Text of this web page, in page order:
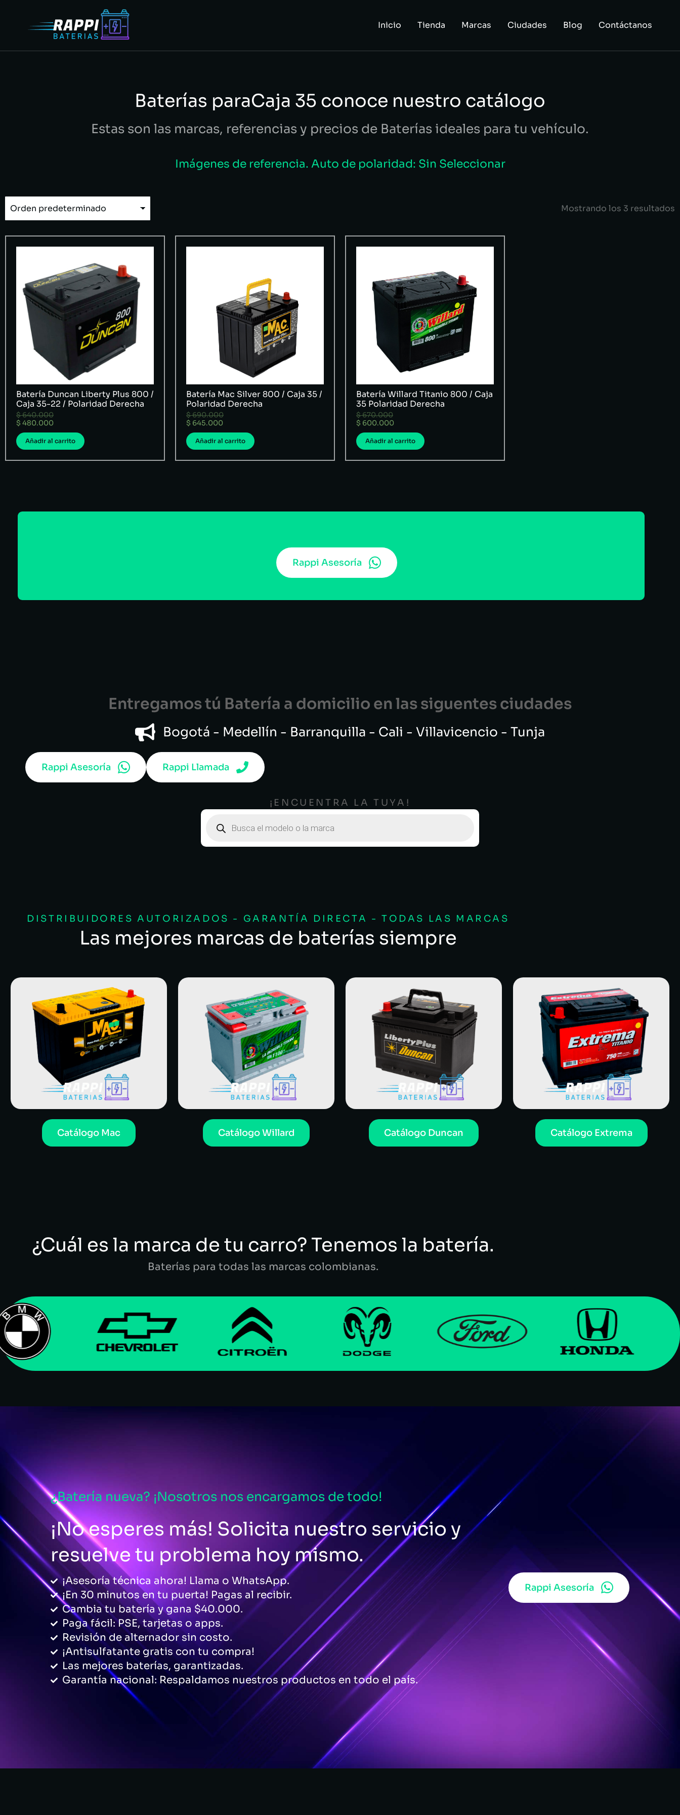
Inicio Tienda Marcas Ciudades Blog Contáctanos
Baterías paraCaja 35 conoce nuestro catálogo
Estas son las marcas, referencias y precios de Baterías ideales para tu vehículo.
Imágenes de referencia. Auto de polaridad: Sin Seleccionar
Mostrando los 3 resultados
Batería Duncan Liberty Plus 800 /
Caja 35-22 / Polaridad Derecha
$640.000
$ 480.000
Añadir al carrito
Batería Mac Silver 800 / Caja 35 /
Polaridad Derecha
$690.000
$ 645.000
Añadir al carrito
Batería Willard Titanio 800 / Caja
35 Polaridad Derecha
$670.000
$ 600.000
Añadir al carrito
Rappi Asesoría
Entregamos tú Batería a domicilio en las siguentes ciudades
Bogotá - Medellín - Barranquilla - Cali - Villavicencio - Tunja
Rappi Asesoría Rappi Llamada
¡ENCUENTRA LA TUYA!
DISTRIBUIDORES AUTORIZADOS - GARANTÍA DIRECTA - TODAS LAS MARCAS
Las mejores marcas de baterías siempre
Catálogo Mac Catálogo Willard Catálogo Duncan Catálogo Extrema
¿Cuál es la marca de tu carro? Tenemos la batería.
Baterías para todas las marcas colombianas.
¿Batería nueva? ¡Nosotros nos encargamos de todo!
¡No esperes más! Solicita nuestro servicio y
resuelve tu problema hoy mismo.
¡Asesoría técnica ahora! Llama o WhatsApp.
¡En 30 minutos en tu puerta! Pagas al recibir.
Cambia tu batería y gana $40.000.
Paga fácil: PSE, tarjetas o apps.
Revisión de alternador sin costo.
¡Antisulfatante gratis con tu compra!
Las mejores baterías, garantizadas.
Garantía nacional: Respaldamos nuestros productos en todo el país.
Rappi Asesoría